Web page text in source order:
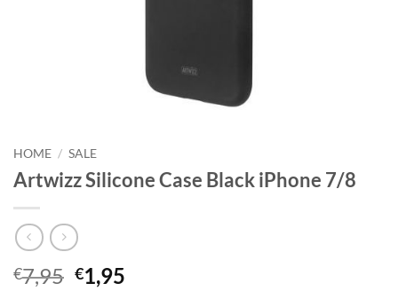
HOME / SALE
Artwizz Silicone Case Black iPhone 7/8
€7,95 Oorspronkelijke
€1,95